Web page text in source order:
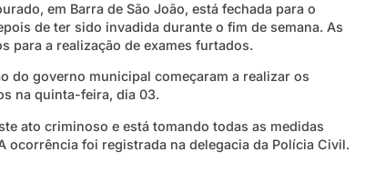
em Barra de São João, está fechada para o
de ter sido invadida durante o fim de semana. As
para a realização de exames furtados.
do governo municipal começaram a realizar os
na quinta-feira, dia 03.
ato criminoso e está tomando todas as medidas
foi registrada na delegacia da Polícia Civil.